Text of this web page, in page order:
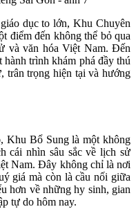
dục to lớn, Khu Chuyên
điểm đến không thể bỏ qua
và văn hóa Việt Nam. Đến
trình khám phá đầy thú
trân trọng hiện tại và hướng
Khu Bổ Sung là một không
cái nhìn sâu sắc về lịch sử
Nam. Đây không chỉ là nơi
giá mà còn là cầu nối giữa
hơn về những hy sinh, gian
tự do hôm nay.